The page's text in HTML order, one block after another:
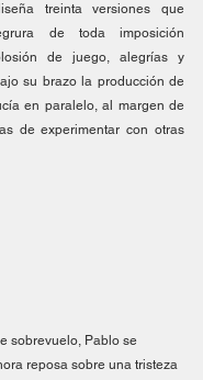
treinta versiones que
de toda imposición
de juego, alegrías y
su brazo la producción de
en paralelo, al margen de
de experimentar con otras
sobrevuelo, Pablo se
reposa sobre una tristeza